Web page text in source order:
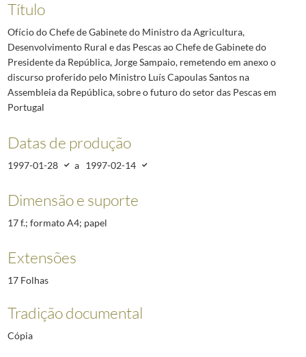
Título
Ofício do Chefe de Gabinete do Ministro da Agricultura,
Desenvolvimento Rural e das Pescas ao Chefe de Gabinete do
Presidente da República, Jorge Sampaio, remetendo em anexo o
discurso proferido pelo Ministro Luís Capoulas Santos na
Assembleia da República, sobre o futuro do setor das Pescas em
Portugal
Datas de produção
1997-01-28 a 1997-02-14
Dimensão e suporte
17 f.; formato A4; papel
Extensões
17 Folhas
Tradição documental
Cópia